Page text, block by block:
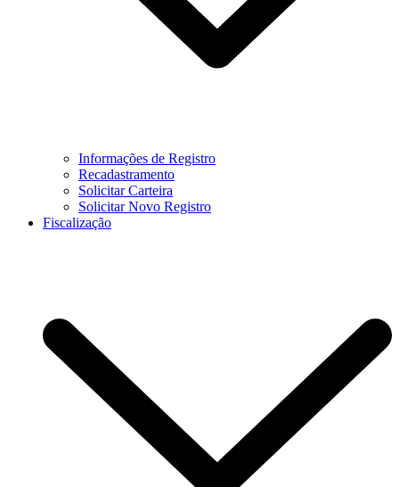
Informações de Registro
Recadastramento
Solicitar Carteira
Solicitar Novo Registro
Fiscalização